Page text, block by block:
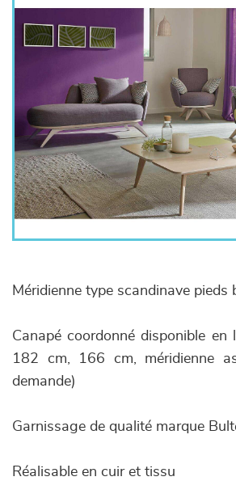
literie
décoration
Méridienne type scandinave pieds
Canapé coordonné disponible en
182 cm, 166 cm, méridienne
demande)
Garnissage de qualité marque
Réalisable en cuir et tissu